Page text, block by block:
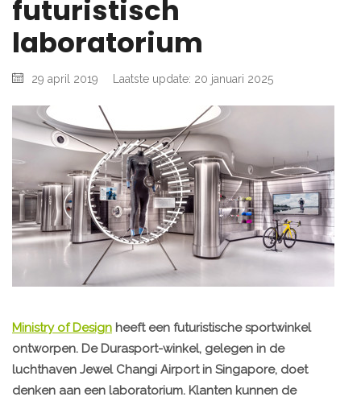
futuristisch
laboratorium
29 april 2019 Laatste update: 20 januari 2025
Ministry of Design heeft een futuristische sportwinkel
ontworpen. De Durasport-winkel, gelegen in de
luchthaven Jewel Changi Airport in Singapore, doet
denken aan een laboratorium. Klanten kunnen de